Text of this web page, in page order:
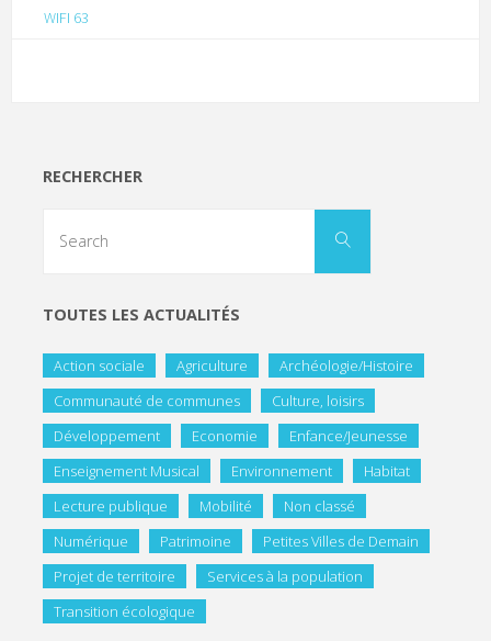
WIFI 63
RECHERCHER
TOUTES LES ACTUALITÉS
Action sociale Agriculture
Archéologie/Histoire
Communauté de communes
Culture, loisirs
Développement
Economie
Enfance/Jeunesse
Enseignement Musical
Environnement
Habitat
Lecture publique
Mobilité
Non classé
Numérique
Patrimoine
Petites Villes de Demain
Projet de territoire
Services à la population
Transition écologique